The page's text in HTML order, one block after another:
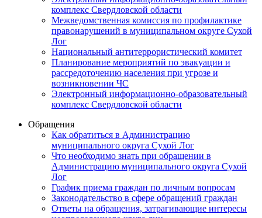
комплекс Cвердловской области
Межведомственная комиссия по профилактике
правонарушений в муниципальном округе Сухой
Лог
Национальный антитеррористический комитет
Планирование мероприятий по эвакуации и
рассредоточению населения при угрозе и
возникновении ЧС
Электронный информационно-образовательный
комплекс Свердловской области
Обращения
Как обратиться в Администрацию
муниципального округа Сухой Лог
Что необходимо знать при обращении в
Администрацию муниципального округа Сухой
Лог
График приема граждан по личным вопросам
Законодательство в сфере обращений граждан
Ответы на обращения, затрагивающие интересы